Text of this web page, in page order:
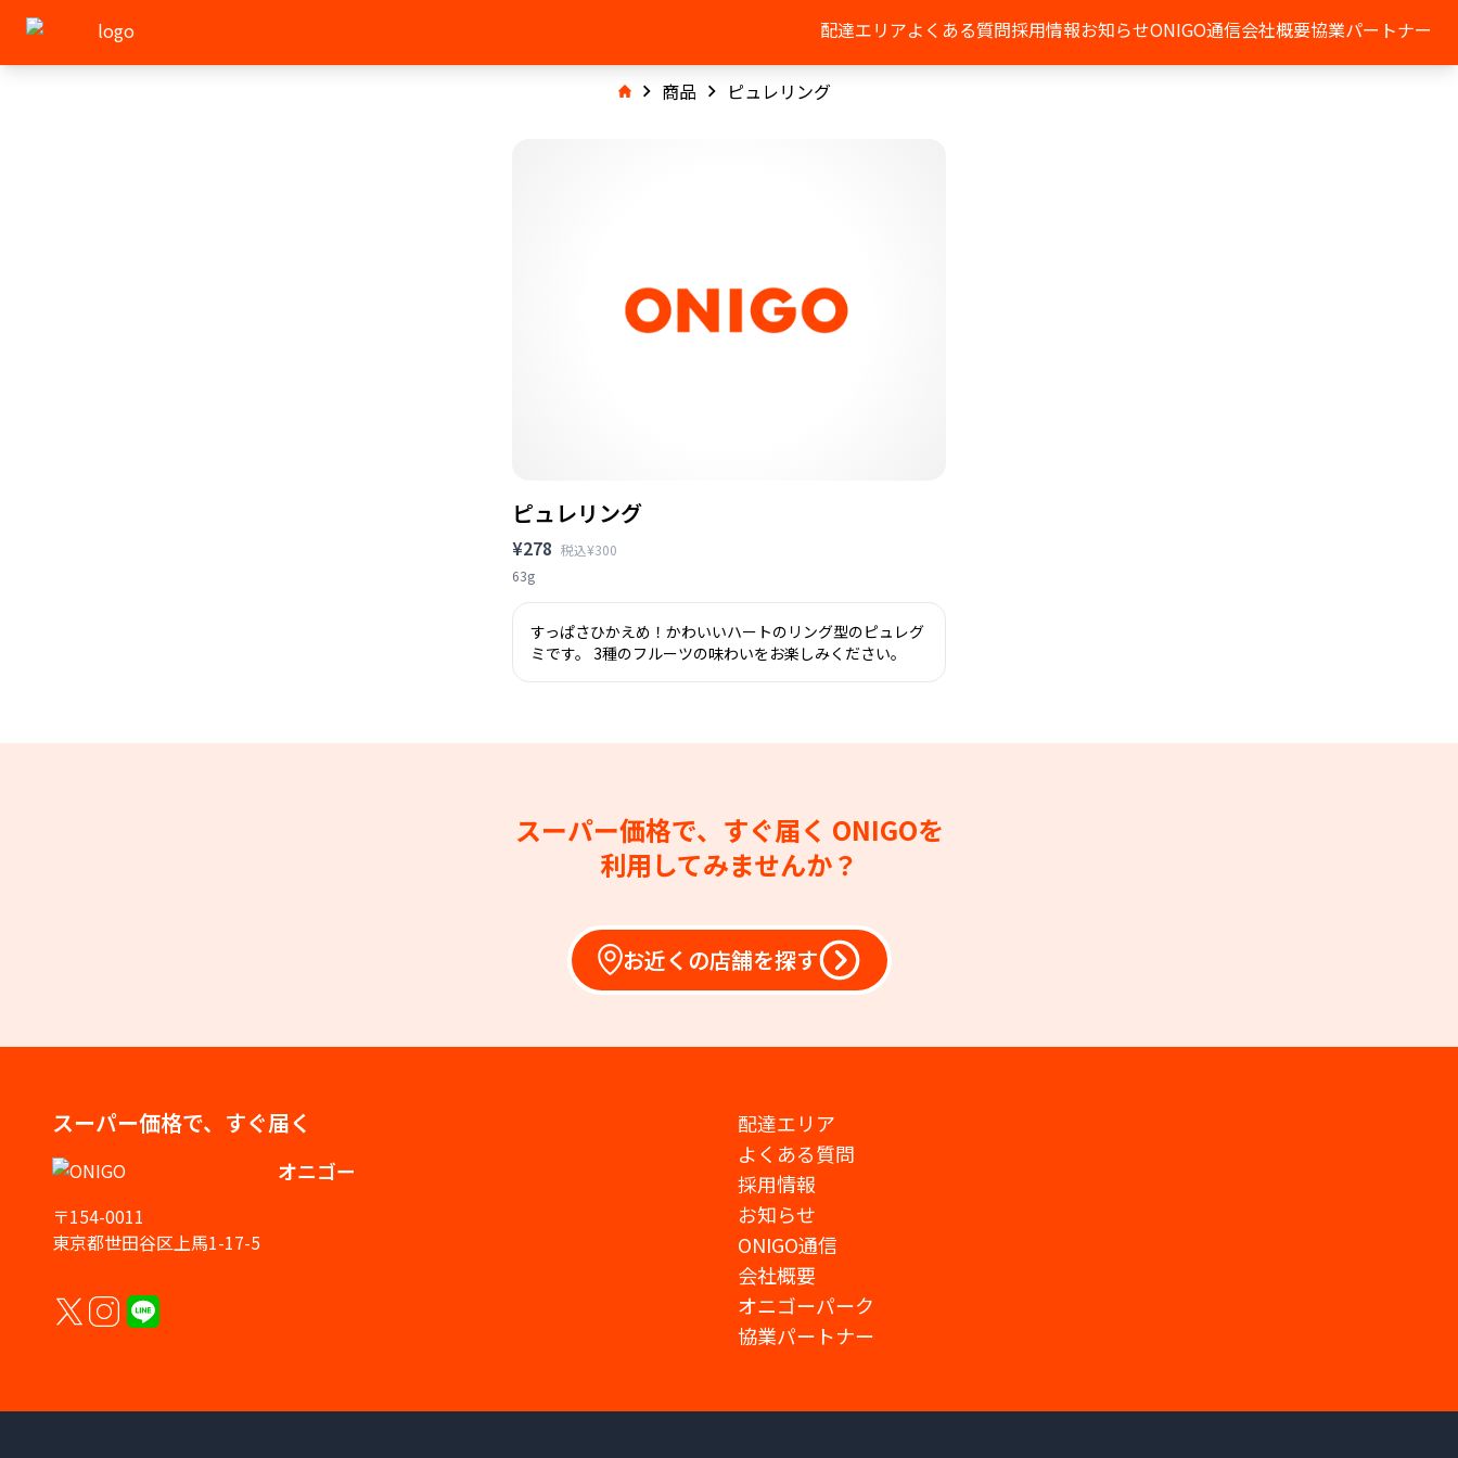
配達エリアよくある質問採用情報お知らせONIGO通信会社概要協業パートナー
商品 ピュレリング
ピュレリング
¥278 税込¥300
63g
すっぱさひかえめ！かわいいハートのリング型のピュレグ
ミです。 3種のフルーツの味わいをお楽しみください。
スーパー価格で、すぐ届く ONIGOを
利用してみませんか？
お近くの店舗を探す
スーパー価格で、すぐ届く
オニゴー
〒154-0011
東京都世田谷区上馬1-17-5
配達エリア
よくある質問
採用情報
お知らせ
ONIGO通信
会社概要
オニゴーパーク
協業パートナー